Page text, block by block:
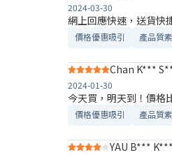
2024-03-30
網上回應快速，送貨快
價格優惠吸引 產品質
Chan K***
2024-01-30
今天買，明天到！價格
價格優惠吸引 產品質
YAU B***